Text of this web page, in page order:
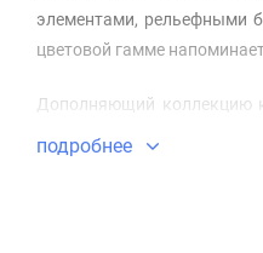
элементами, рельефными
цветовой гамме
Дополняющий коллекцию
плитке для стен.
подробнее